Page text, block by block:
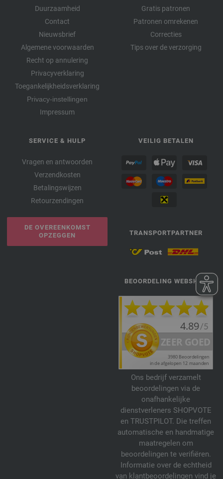
Duurzaamheid
Contact
Nieuwsbrief
Algemene voorwaarden
Recht op annulering
Privacyverklaring
Toegankelijkheidsverklaring
Privacy-instellingen
Impressum
Gratis patronen
Patronen omrekenen
Correcties
Tips over de verzorging
SERVICE & HULP
Vragen en antwoorden
Verzendkosten
Betalingswijzen
Retourzendingen
DE OVEREENKOMST
OPZEGGEN
VEILIG BETALEN
TRANSPORTPARTNER
BEOORDELING WEBSHOP
Ons bedrijf verzamelt
beoordelingen via de
onafhankelijke
dienstverleners SHOPVOTE
en TRUSTPILOT. Die treffen
automatische en handmatige
maatregelen om
beoordelingen te verifiëren.
Informatie over de echtheid
van klantbeoordelingen vind je